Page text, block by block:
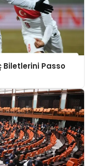
Biletlerini Passo